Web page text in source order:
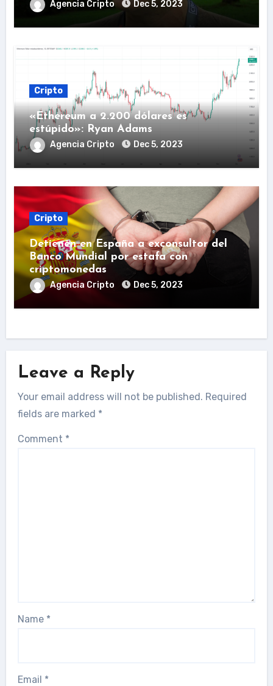
Agencia Cripto Dec 5, 2023
Cripto
«Ethereum a 2.200 dólares es
estúpido»: Ryan Adams
Agencia Cripto Dec 5, 2023
Cripto
Detienen en España a exconsultor del
Banco Mundial por estafa con
criptomonedas
Agencia Cripto Dec 5, 2023
Leave a Reply
Your email address will not be published. Required
fields are marked *
Comment *
Name *
Email *